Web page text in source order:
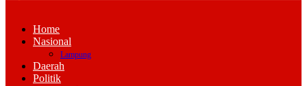
Home
Nasional
Lampung
Daerah
Politik